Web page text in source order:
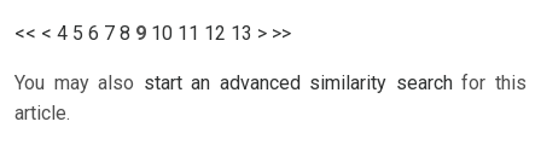
<< < 4 5 6 7 8 9 10 11 12 13 > >>
You may also start an advanced similarity searchfor this
article.